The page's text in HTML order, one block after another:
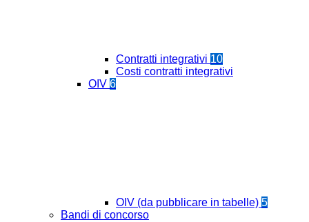
Contratti integrativi 10
Costi contratti integrativi
OIV 6
OIV (da pubblicare in tabelle) 5
Bandi di concorso